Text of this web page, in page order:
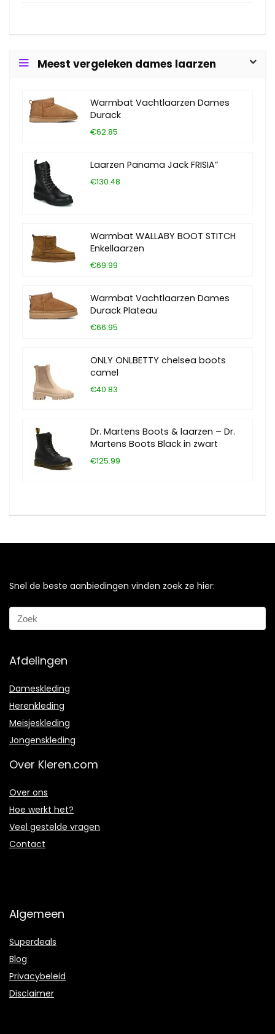
Meest vergeleken dames laarzen
Warmbat Vachtlaarzen Dames
Durack
€62.85
Laarzen Panama Jack FRISIA”
€130.48
Warmbat WALLABY BOOT STITCH
Enkellaarzen
€69.99
Warmbat Vachtlaarzen Dames
Durack Plateau
€66.95
ONLY ONLBETTY chelsea boots
camel
€40.83
Dr. Martens Boots & laarzen – Dr.
Martens Boots Black in zwart
€125.99
Snel de beste aanbiedingen vinden zoek ze hier:
Afdelingen
Dameskleding
Herenkleding
Meisjeskleding
Jongenskleding
Over Kleren.com
Over ons
Hoe werkt het?
Veel gestelde vragen
Contact
Algemeen
Superdeals
Blog
Privacybeleid
Disclaimer